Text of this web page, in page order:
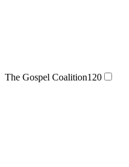
The Gospel Coalition120